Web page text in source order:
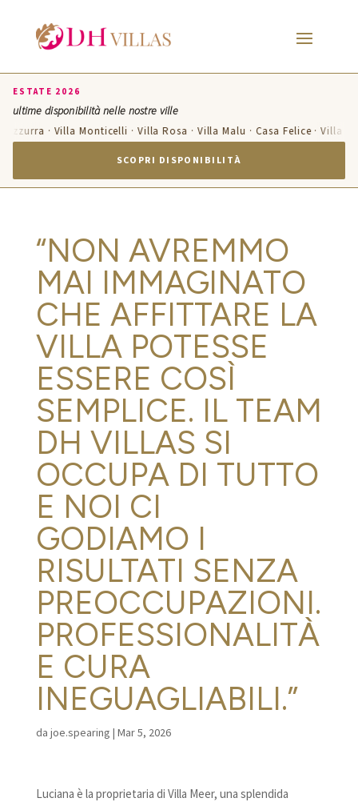
ESTATE 2026
ultime disponibilità nelle nostre ville
Azzurra · Villa Monticelli · Villa Rosa · Villa Malu · Casa Felice · Villa
SCOPRI DISPONIBILITÀ
“NON AVREMMO
MAI IMMAGINATO
CHE AFFITTARE LA
VILLA POTESSE
ESSERE COSÌ
SEMPLICE. IL TEAM
DH VILLAS SI
OCCUPA DI TUTTO
E NOI CI
GODIAMO I
RISULTATI SENZA
PREOCCUPAZIONI.
PROFESSIONALITÀ
E CURA
INEGUAGLIABILI.”
da joe.spearing | Mar 5, 2026
Luciana è la proprietaria di Villa Meer, una splendida